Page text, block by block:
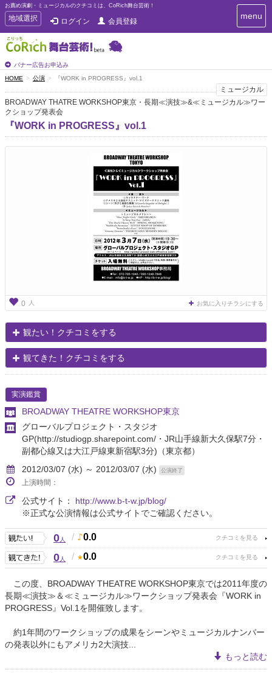
お薦め演劇・ミュージカルのクチコミは、CoRich舞台芸術！
T
o
g
g
e
n
a
v
i
g
地域選択 ログイン 会員登録
バナー広告お申込み
T
o
n
a
g
a
menu
HOME 公演 『WORK in PROGRESS』vol.1
ミュージカル
BROADWAY THATRE WORKSHOP東京・長期≪演技≫&≪ミュージカル≫ワー
クショップ発表会
『WORK in PROGRESS』vol.1
0 人 お気に入りチラシにする
観たい！クチコミをする
観てきた！クチコミをする
実演鑑賞
BROADWAY THEATRE WORKSHOP東京
グローバルプロジェクト・スタジオ
GP(http://studiogp.sharepoint.com/・JR山手線新大久保駅7分・
副都心線又は大江戸線東新宿駅3分) （東京都）
2012/03/07 (水) ～ 2012/03/07 (水)
公演終了
上演時間：
公式サイト： http://www.b-t-w.jp/blog/
※正式な公演情報は公式サイトでご確認ください。
0人 / 0.0
0人 / 0.0
この度、BROADWAY THEATRE WORKSHOP東京では2011年度の
長期≪演技≫＆≪ミュージカル≫ワークショップ発表会『WORK in
PROGRESS』Vol.1を開催致します。
約1年間のワークショップの成果をシーンやミュージカルナンバー
の発表以外にもアメリカ2大演技...
もっと読む